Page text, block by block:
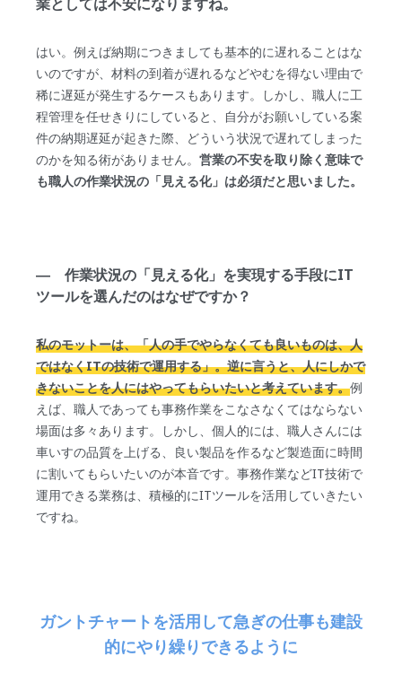
はい。例えば納期につきましても基本的に遅れることはな
いのですが、材料の到着が遅れるなどやむを得ない理由で
稀に遅延が発生するケースもあります。しかし、職人に工
程管理を任せきりにしていると、自分がお願いしている案
件の納期遅延が起きた際、どういう状況で遅れてしまった
のかを知る術がありません。営業の不安を取り除く意味で
も職人の作業状況の「見える化」は必須だと思いました。
― 作業状況の「見える化」を実現する手段にIT
ツールを選んだのはなぜですか？
私のモットーは、「人の手でやらなくても良いものは、人
ではなくITの技術で運用する」。逆に言うと、人にしかで
きないことを人にはやってもらいたいと考えています。例
えば、職人であっても事務作業をこなさなくてはならない
場面は多々あります。しかし、個人的には、職人さんには
車いすの品質を上げる、良い製品を作るなど製造面に時間
に割いてもらいたいのが本音です。事務作業などIT技術で
運用できる業務は、積極的にITツールを活用していきたい
ですね。
ガントチャートを活用して急ぎの仕事も建設
的にやり繰りできるように